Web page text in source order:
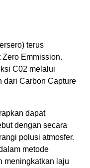
terus
Zero Emmission.
C02 melalui
dari Carbon Capture
dapat
dengan secara
polusi atmosfer.
metode
meningkatkan laju